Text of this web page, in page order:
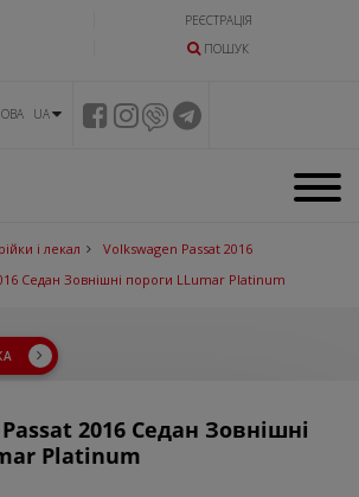
РЕЄСТРАЦІЯ
ПОШУК
UA
і лекал
Volkswagen Passat 2016
Седан Зовнішні пороги LLumar Platinum
2016 Седан Зовнішні
Platinum